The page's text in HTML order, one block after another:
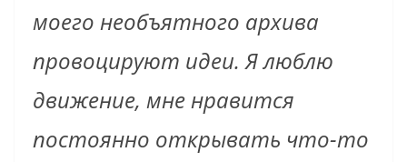
моего необъятного архива
провоцируют идеи. Я люблю
движение, мне нравится
постоянно открывать что-то